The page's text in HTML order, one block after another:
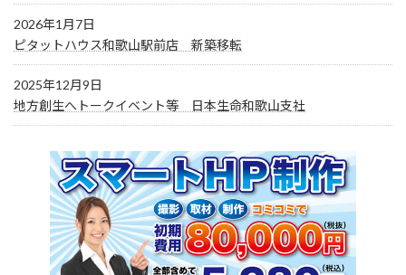
2026年1月7日
ピタットハウス和歌山駅前店 新築移転
2025年12月9日
地方創生へトークイベント等 日本生命和歌山支社